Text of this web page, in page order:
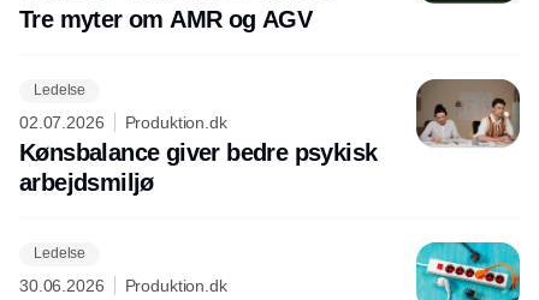
Tre myter om AMR og AGV
Ledelse
02.07.2026 Produktion.dk
Kønsbalance giver bedre psykisk
arbejdsmiljø
Ledelse
30.06.2026 Produktion.dk